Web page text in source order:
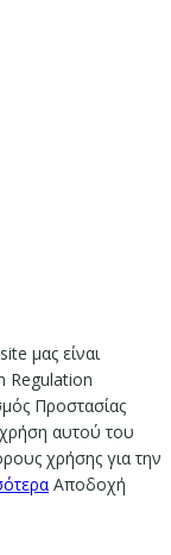
μας είναι
Regulation
Προστασίας
αυτού του
χρήσης για την
Αποδοχή